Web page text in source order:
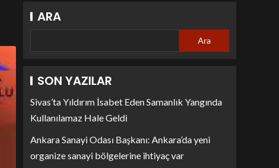
ARA
Ara
SON YAZILAR
Sivas’ta Yıldırım İsabet Eden Samanlık Yangında
Kullanılamaz Hale Geldi
Ankara Sanayi Odası Başkanı: Ankara’da yeni
organize sanayi bölgelerine ihtiyaç var